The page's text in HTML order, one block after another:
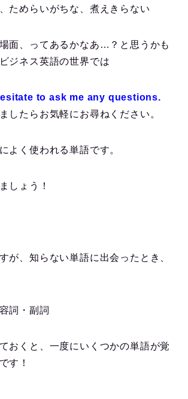
ためらいがちな、煮えきらない
面、ってあるかなあ…？と思うかも
ジネス英語の世界では
to ask me any questions.
したらお気軽にお尋ねください。
よく使われる単語です。
しょう！
が、知らない単語に出会ったとき、
詞・副詞
おくと、一度にいくつかの単語が覚
す！